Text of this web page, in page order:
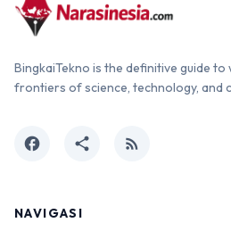
BingkaiTekno is the definitive guide
frontiers of science, technology, and
facebook share rss_feed
NAVIGASI